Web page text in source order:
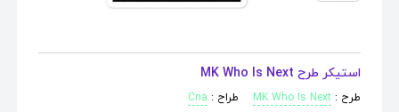
استیکر طرح MK Who Is Next
طرح : MK Who Is Next طراح : Cna